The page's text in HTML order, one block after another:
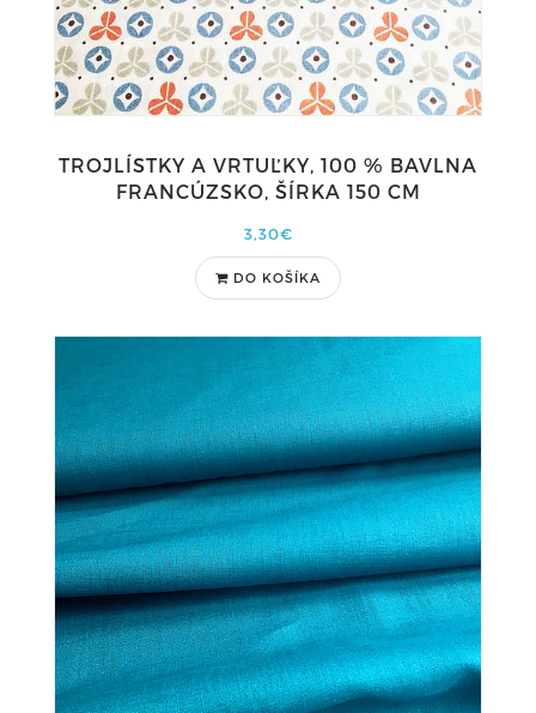
TROJLÍSTKY A VRTUĽKY, 100 % BAVLNA
FRANCÚZSKO, ŠÍRKA 150 CM
3,30€
DO KOŠÍKA